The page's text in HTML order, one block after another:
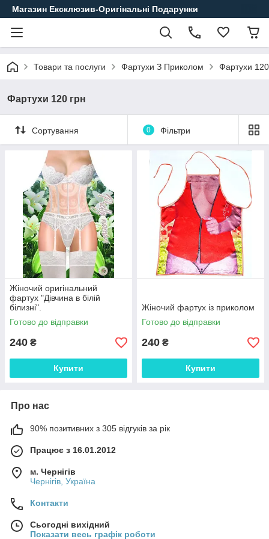
Магазин Ексклюзив-Оригінальні Подарунки
Товари та послуги Фартухи З Приколом Фартухи
Фартухи 120 грн
Сортування 0 Фільтри
Жіночий оригінальний
фартух "Дівчина в білій
білизні".
Готово до відправки
240 ₴
Купити
Жіночий фартух із приколом
Готово до відправки
240 ₴
Купити
Про нас
90% позитивних з 305 відгуків за рік
Працює з 16.01.2012
м. Чернігів
Чернігів, Україна
Контакти
Сьогодні вихідний
Показати весь графік роботи